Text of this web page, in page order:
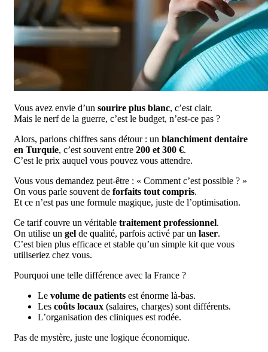
Vous avez envie d’un sourire plus blanc, c’est clair.
Mais le nerf de la guerre, c’est le budget, n’est-ce pas ?
Alors, parlons chiffres sans détour : un blanchiment dentaire
en Turquie, c’est souvent entre 200 et 300 €.
C’est le prix auquel vous pouvez vous attendre.
Vous vous demandez peut-être : « Comment c’est possible ? »
On vous parle souvent de forfaits tout compris.
Et ce n’est pas une formule magique, juste de l’optimisation.
Ce tarif couvre un véritable traitement professionnel.
On utilise un gel de qualité, parfois activé par un laser.
C’est bien plus efficace et stable qu’un simple kit que vous
utiliseriez chez vous.
Pourquoi une telle différence avec la France ?
Le volume de patients est énorme là-bas.
Les coûts locaux (salaires, charges) sont différents.
L’organisation des cliniques est rodée.
Pas de mystère, juste une logique économique.